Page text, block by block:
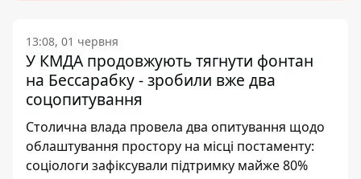
13:08, 01 червня
У КМДА продовжують тягнути фонтан
на Бессарабку - зробили вже два
соцопитування
Столична влада провела два опитування щодо
облаштування простору на місці постаменту:
соціологи зафіксували підтримку майже 80%